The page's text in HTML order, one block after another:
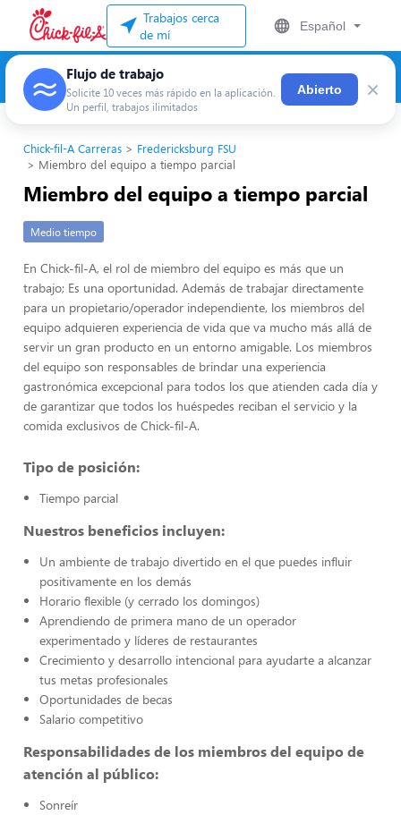
Trabajos cerca
de mí
Español
Flujo de trabajo
Solicite 10 veces más rápido en la aplicación.
Un perfil, trabajos ilimitados
Abierto ×
Chick-fil-A Carreras
Fredericksburg FSU
Miembro del equipo a tiempo parcial
Miembro del equipo a tiempo parcial
Medio tiempo
En Chick-fil-A, el rol de miembro del equipo es más que un
trabajo; Es una oportunidad. Además de trabajar directamente
para un propietario/operador independiente, los miembros del
equipo adquieren experiencia de vida que va mucho más allá de
servir un gran producto en un entorno amigable. Los miembros
del equipo son responsables de brindar una experiencia
gastronómica excepcional para todos los que atienden cada día y
de garantizar que todos los huéspedes reciban el servicio y la
comida exclusivos de Chick-fil-A.
Tipo de posición:
Tiempo parcial
Nuestros beneficios incluyen:
Un ambiente de trabajo divertido en el que puedes influir
positivamente en los demás
Horario flexible (y cerrado los domingos)
Aprendiendo de primera mano de un operador
experimentado y líderes de restaurantes
Crecimiento y desarrollo intencional para ayudarte a alcanzar
tus metas profesionales
Oportunidades de becas
Salario competitivo
Responsabilidades de los miembros del equipo de
atención al público:
Sonreír